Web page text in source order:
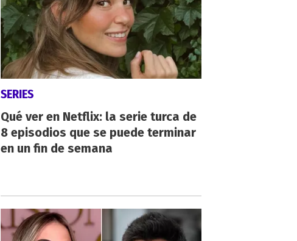
SERIES
Qué ver en Netflix: la serie turca de
8 episodios que se puede terminar
en un fin de semana